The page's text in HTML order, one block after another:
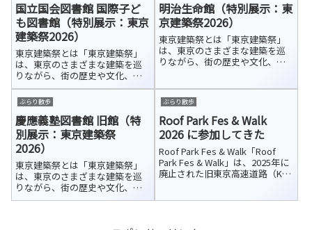
導入と人材育成の拠点として、
日本の近代化と産業発展を支え
まし...
最多となる151件の建築が参加し
ていま...
国立国会図書館 国際子ど
も図書館（特別展示：東京
建築祭2026）
東京建築祭とは「東京建築祭」
は、東京のさまざまな建築を巡
りながら、街の歴史や文化、
人々の営みに触れられる都市型
イベントです。2024年にスター
トし、年々エリアを拡大。2026
年は渋谷エリアも加わり、過去
最多となる151件の建築が参加し
ていま...
明治生命館（特別展示：東
京建築祭2026）
東京建築祭とは「東京建築祭」
は、東京のさまざまな建築を巡
りながら、街の歴史や文化、
トし、年々エリアを拡大。2026
年は渋谷エリアも加わり、過去
最多となる151件の建築が参加し
ていま...
ぶらり散歩
慶應義塾図書館 旧館（特
別展示：東京建築祭
2026）
東京建築祭とは「東京建築祭」
は、東京のさまざまな建築を巡
りながら、街の歴史や文化、
人々の営みに触れられる都市型
ぶらり散歩
Roof Park Fes & Walk
2026 に参加してきた
Roof Park Fes & Walk「Roof
Park Fes & Walk」は、2025年に
廃止された旧東京高速道路（KK